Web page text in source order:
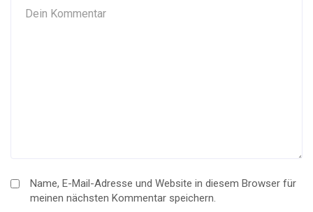
Name, E-Mail-Adresse und Website in diesem Browser für
meinen nächsten Kommentar speichern.